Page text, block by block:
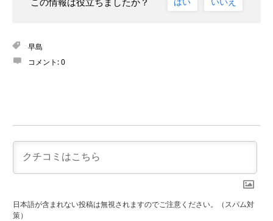
はい いいえ
早島
コメント:0
日本語が含まれない投稿は無視されますのでご注意ください。（スパム対
策）